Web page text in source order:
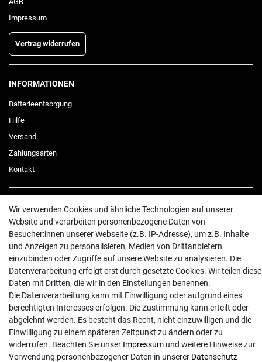
Impressum
Vertrag widerrufen
INFORMATIONEN
Batterieentsorgung
Hilfe
Versand
Zahlungsarten
Kontakt
© Copyright 2026 | Alle Rechte vorbehalten. - Exserv | Realisationcolornativ /
Wir verwenden Cookies und ähnliche Technologien auf unserer
Website und verarbeiten personenbezogene Daten von
Besucher:innen unserer Webseite (z.B. IP-Adresse), um z.B. Inhalte
und Anzeigen zu personalisieren, Medien von Drittanbietern
einzubinden oder Zugriffe auf unsere Website zu analysieren. Die
Datenverarbeitung erfolgt erst durch gesetzte Cookies. Wir teilen diese
Daten mit Dritten, die wir in den Einstellungen benennen.
Die Datenverarbeitung kann mit Einwilligung oder aufgrund eines
berechtigten Interesses erfolgen. Die Zustimmung kann erteilt oder
abgelehnt werden. Es besteht das Recht, nicht einzuwilligen und die
Einwilligung zu einem späteren Zeitpunkt zu ändern oder zu
widerrufen. Beachten Sie unser Impressum und weitere Hinweise zur
Verwendung personenbezogener Daten in unserer Daten­schutz­